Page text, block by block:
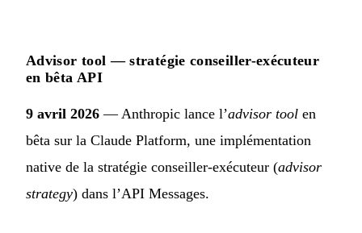
Advisor tool — stratégie conseiller-exécuteur
en bêta API
9 avril 2026 — Anthropic lance l’advisor tool en
bêta sur la Claude Platform, une implémentation
native de la stratégie conseiller-exécuteur (advisor
strategy) dans l’API Messages.